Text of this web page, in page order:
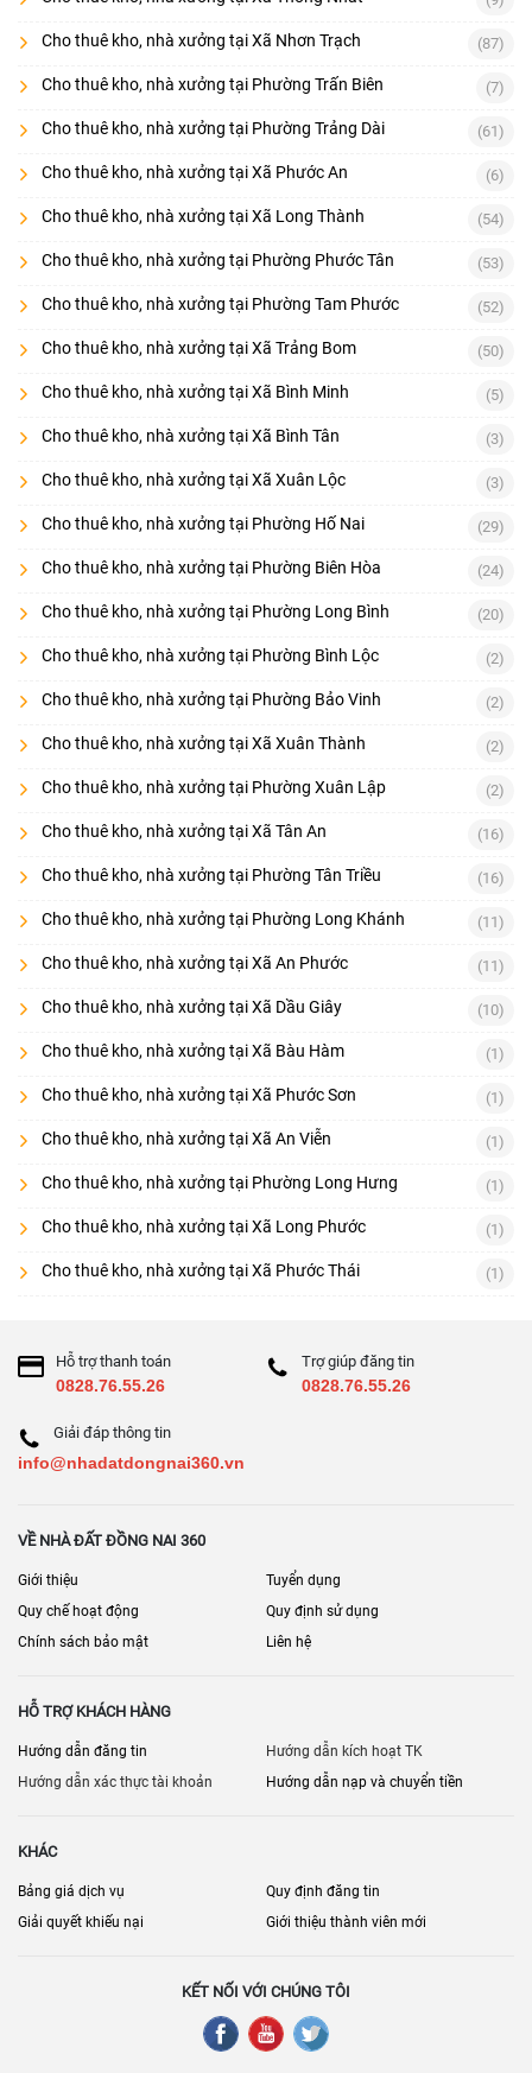
Cho thuê kho, nhà xưởng tại Xã Nhơn Trạch (87)
Cho thuê kho, nhà xưởng tại Phường Trấn Biên (7)
Cho thuê kho, nhà xưởng tại Phường Trảng Dài (61)
Cho thuê kho, nhà xưởng tại Xã Phước An (6)
Cho thuê kho, nhà xưởng tại Xã Long Thành (54)
Cho thuê kho, nhà xưởng tại Phường Phước Tân (53)
Cho thuê kho, nhà xưởng tại Phường Tam Phước (52)
Cho thuê kho, nhà xưởng tại Xã Trảng Bom (50)
Cho thuê kho, nhà xưởng tại Xã Bình Minh (5)
Cho thuê kho, nhà xưởng tại Xã Bình Tân (3)
Cho thuê kho, nhà xưởng tại Xã Xuân Lộc (3)
Cho thuê kho, nhà xưởng tại Phường Hố Nai (29)
Cho thuê kho, nhà xưởng tại Phường Biên Hòa (24)
Cho thuê kho, nhà xưởng tại Phường Long Bình (20)
Cho thuê kho, nhà xưởng tại Phường Bình Lộc (2)
Cho thuê kho, nhà xưởng tại Phường Bảo Vinh (2)
Cho thuê kho, nhà xưởng tại Xã Xuân Thành (2)
Cho thuê kho, nhà xưởng tại Phường Xuân Lập (2)
Cho thuê kho, nhà xưởng tại Xã Tân An (16)
Cho thuê kho, nhà xưởng tại Phường Tân Triều (16)
Cho thuê kho, nhà xưởng tại Phường Long Khánh (11)
Cho thuê kho, nhà xưởng tại Xã An Phước (11)
Cho thuê kho, nhà xưởng tại Xã Dầu Giây (10)
Cho thuê kho, nhà xưởng tại Xã Bàu Hàm (1)
Cho thuê kho, nhà xưởng tại Xã Phước Sơn (1)
Cho thuê kho, nhà xưởng tại Xã An Viễn (1)
Cho thuê kho, nhà xưởng tại Phường Long Hưng (1)
Cho thuê kho, nhà xưởng tại Xã Long Phước (1)
Cho thuê kho, nhà xưởng tại Xã Phước Thái (1)
Hỗ trợ thanh toán
0828.76.55.26
Trợ giúp đăng tin
0828.76.55.26
Giải đáp thông tin
info@nhadatdongnai360.vn
VỀ NHÀ ĐẤT ĐỒNG NAI 360
Giới thiệu
Tuyển dụng
Quy chế hoạt động
Quy định sử dụng
Chính sách bảo mật
Liên hệ
HỖ TRỢ KHÁCH HÀNG
Hướng dẫn đăng tin
Hướng dẫn kích hoạt TK
Hướng dẫn xác thực tài khoản
Hướng dẫn nạp và chuyển tiền
KHÁC
Bảng giá dịch vụ
Quy định đăng tin
Giải quyết khiếu nại
Giới thiệu thành viên mới
KẾT NỐI VỚI CHÚNG TÔI